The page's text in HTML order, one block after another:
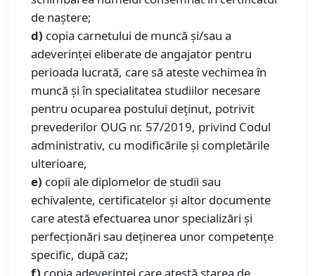
de naștere;
d) copia carnetului de muncă şi/sau a
adeverinţei eliberate de angajator pentru
perioada lucrată, care să ateste vechimea în
muncă şi în specialitatea studiilor necesare
pentru ocuparea postului deținut, potrivit
prevederilor OUG nr. 57/2019, privind Codul
administrativ, cu modificările şi completările
ulterioare,
e) copii ale diplomelor de studii sau
echivalente, certificatelor și altor documente
care atestă efectuarea unor specializări și
perfecționări sau deținerea unor competențe
specific, după caz;